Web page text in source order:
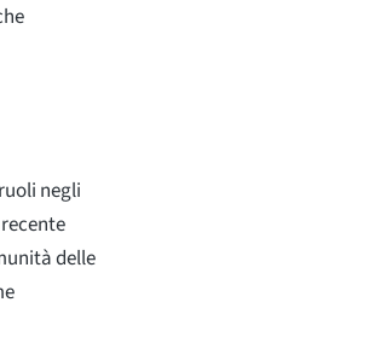
negli
delle